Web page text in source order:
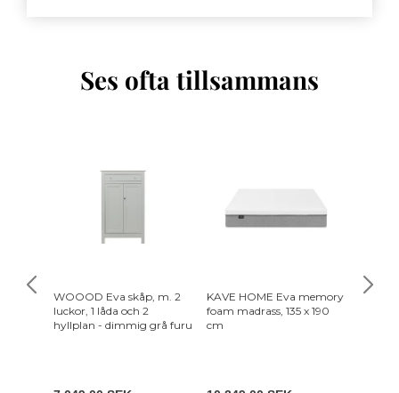
Ses ofta tillsammans
WOOOD Eva skåp, m. 2
luckor, 1 låda och 2
hyllplan - dimmig grå furu
KAVE HOME Eva memory
foam madrass, 135 x 190
cm
KAVE